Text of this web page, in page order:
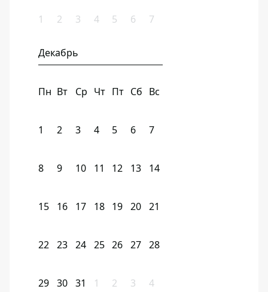
1 2 3 4 5 6 7
Декабрь
Пн Вт Ср Чт Пт Сб Вс
1 2 3 4 5 6 7
8 9 10 11 12 13 14
15 16 17 18 19 20 21
22 23 24 25 26 27 28
29 30 31 1 2 3 4